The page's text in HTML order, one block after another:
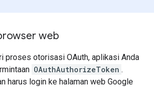
web
proses otorisasi OAuth, aplikasi Anda
OAuthAuthorizeToken .
harus login ke halaman web Google